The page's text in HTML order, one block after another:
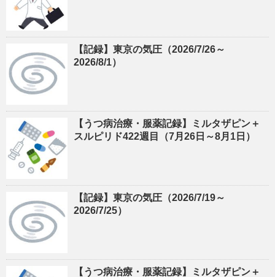
【記録】東京の気圧（2026/7/26～
2026/8/1）
【うつ病治療・服薬記録】ミルタザピン＋
スルピリド422週目（7月26日～8月1日）
【記録】東京の気圧（2026/7/19～
2026/7/25）
【うつ病治療・服薬記録】ミルタザピン＋